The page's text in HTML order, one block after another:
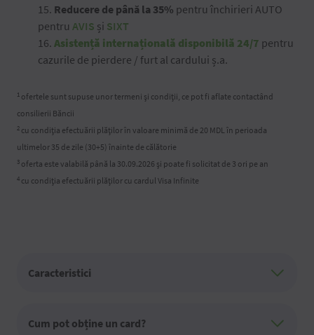
15. Reducere de până la 35% pentru închirieri AUTO
pentru AVIS și SIXT
16. Asistență internațională disponibilă 24/7 pentru
cazurile de pierdere / furt al cardului ș.a.
1 ofertele sunt supuse unor termeni și condiții, ce pot fi aflate contactând
consilierii Băncii
2 cu condiția efectuării plăților în valoare minimă de 20 MDL în perioada
ultimelor 35 de zile (30+5) înainte de călătorie
3 oferta este valabilă până la 30.09.2026 și poate fi solicitat de 3 ori pe an
4 cu condiția efectuării plăților cu cardul Visa Infinite
Caracteristici
Cum pot obține un card?